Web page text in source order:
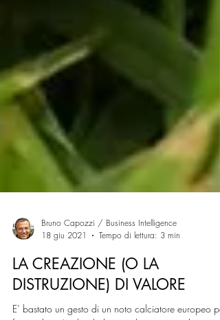
18 giu 2021
Tempo di lettura: 3 min
LA CREAZIONE (O LA
DISTRUZIONE) DI VALORE